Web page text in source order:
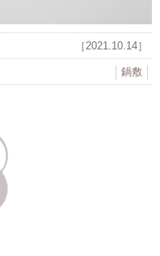
［2021.10.14］
鍋敷